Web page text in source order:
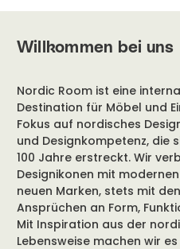
Willkommen bei uns
Nordic Room ist eine
Destination für Möbel und
Fokus auf nordisches
und Designkompetenz, die
100 Jahre erstreckt. Wir
Designikonen mit
neuen Marken, stets mit
Ansprüchen an Form,
Mit Inspiration aus der
Lebensweise machen wir